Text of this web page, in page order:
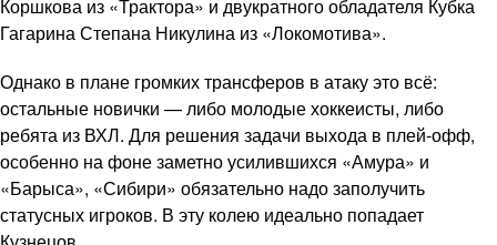
Коршкова из «Трактора» и двукратного обладателя Кубка
Гагарина Степана Никулина из «Локомотива».
Однако в плане громких трансферов в атаку это всё:
остальные новички — либо молодые хоккеисты, либо
ребята из ВХЛ. Для решения задачи выхода в плей-офф,
особенно на фоне заметно усилившихся «Амура» и
«Барыса», «Сибири» обязательно надо заполучить
статусных игроков. В эту колею идеально попадает